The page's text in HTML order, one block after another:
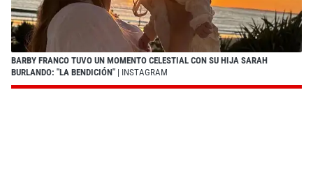
BARBY FRANCO TUVO UN MOMENTO CELESTIAL CON SU HIJA SARAH
BURLANDO: "LA BENDICIÓN" | INSTAGRAM